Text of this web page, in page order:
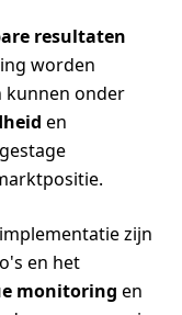
resultaten
worden
kunnen onder
en
zijn
en het
monitoring en